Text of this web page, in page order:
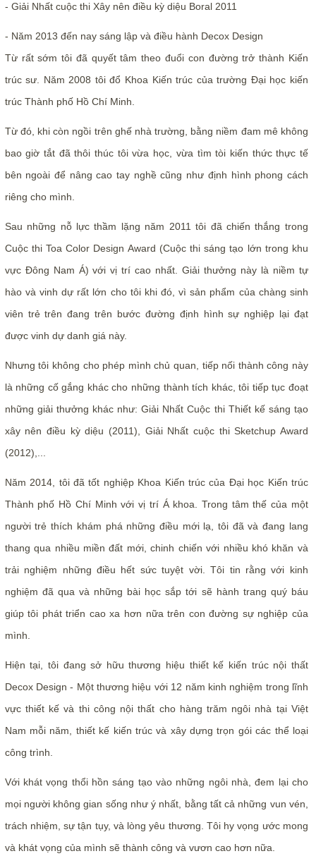
- Giải Nhất cuộc thi Xây nên điều kỳ diệu Boral 2011
- Năm 2013 đến nay sáng lập và điều hành Decox Design
Từ rất sớm tôi đã quyết tâm theo đuổi con đường trở thành Kiến
trúc sư. Năm 2008 tôi đổ Khoa Kiến trúc của trường Đại học kiến
trúc Thành phố Hồ Chí Minh.
Từ đó, khi còn ngồi trên ghế nhà trường, bằng niềm đam mê không
bao giờ tắt đã thôi thúc tôi vừa học, vừa tìm tòi kiến thức thực tế
bên ngoài để nâng cao tay nghề cũng như định hình phong cách
riêng cho mình.
Sau những nỗ lực thầm lặng năm 2011 tôi đã chiến thắng trong
Cuộc thi Toa Color Design Award (Cuộc thi sáng tạo lớn trong khu
vực Đông Nam Á) với vị trí cao nhất. Giải thưởng này là niềm tự
hào và vinh dự rất lớn cho tôi khi đó, vì sản phẩm của chàng sinh
viên trẻ trên đang trên bước đường định hình sự nghiệp lại đạt
được vinh dự danh giá này.
Nhưng tôi không cho phép mình chủ quan, tiếp nối thành công này
là những cố gắng khác cho những thành tích khác, tôi tiếp tục đoạt
những giải thưởng khác như: Giải Nhất Cuộc thi Thiết kế sáng tạo
xây nên điều kỳ diệu (2011), Giải Nhất cuộc thi Sketchup Award
(2012),...
Năm 2014, tôi đã tốt nghiệp Khoa Kiến trúc của Đại học Kiến trúc
Thành phố Hồ Chí Minh với vị trí Á khoa. Trong tâm thế của một
người trẻ thích khám phá những điều mới lạ, tôi đã và đang lang
thang qua nhiều miền đất mới, chinh chiến với nhiều khó khăn và
trải nghiệm những điều hết sức tuyệt vời. Tôi tin rằng với kinh
nghiệm đã qua và những bài học sắp tới sẽ hành trang quý báu
giúp tôi phát triển cao xa hơn nữa trên con đường sự nghiệp của
mình.
Hiện tại, tôi đang sở hữu thương hiệu thiết kế kiến trúc nội thất
Decox Design - Một thương hiệu với 12 năm kinh nghiệm trong lĩnh
vực thiết kế và thi công nội thất cho hàng trăm ngôi nhà tại Việt
Nam mỗi năm, thiết kế kiến trúc và xây dựng trọn gói các thể loại
công trình.
Với khát vọng thổi hồn sáng tạo vào những ngôi nhà, đem lại cho
mọi người không gian sống như ý nhất, bằng tất cả những vun vén,
trách nhiệm, sự tận tụy, và lòng yêu thương. Tôi hy vọng ước mong
và khát vọng của mình sẽ thành công và vươn cao hơn nữa.